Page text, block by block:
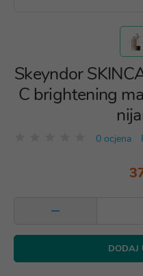
Skeyndor
C brightening
0 ocjena
DODAJ